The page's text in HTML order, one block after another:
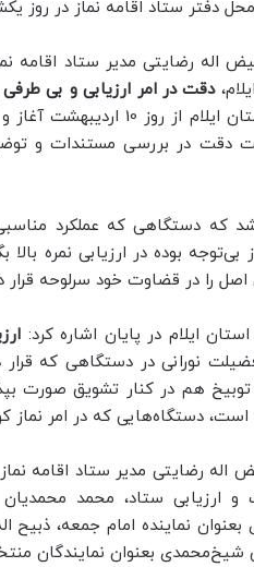
اقامه نماز در روز یکشنبه 7 خردادماه
اله رضایتی مدیر ستاد
دقت در امر ارزیابی و بی طرفی
دقت در بررسی مستندات و
که دستگاهی که عملکرد
بی‌توجه بوده در ارزیابی نمره
را در قضاوت خود سرلوحه قرار
ایلام در پایان اشاره کرد:
نورانی در دستگاهی که
هم در کنار تشویق صورت
است، دستگاه‌هایی که در امر
اله رضایتی مدیر ستاد اقامه
و ارزیابی ستاد، محمد
بعنوان نماینده امام جمعه،
شیخ‌محمدی بعنوان نمایندگان